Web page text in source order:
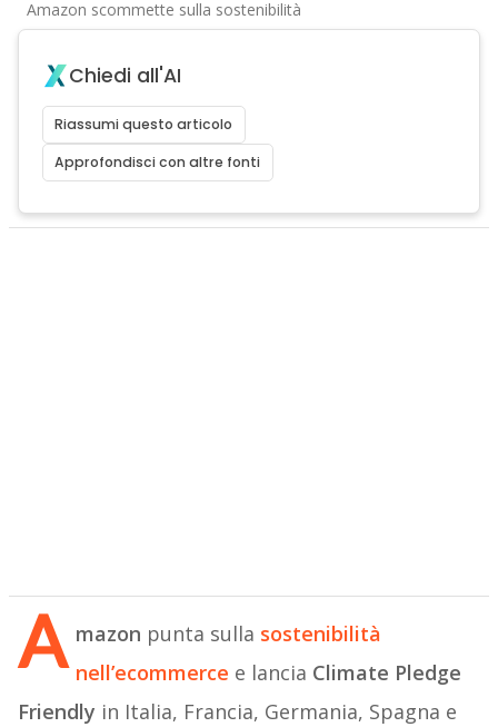
Amazon scommette sulla sostenibilità
Chiedi all'AI
Riassumi questo articolo
Approfondisci con altre fonti
A mazon punta sulla sostenibilità
nell’ecommerce e lancia Climate Pledge
Friendly in Italia, Francia, Germania, Spagna e